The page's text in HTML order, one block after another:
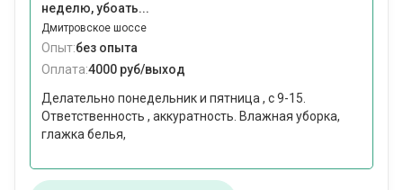
неделю, убоать...
Дмитровское шоссе
Опыт:без опыта
Оплата:4000 руб/выход
Делательно понедельник и пятница , с 9-15.
Ответственность , аккуратность. Влажная уборка,
глажка белья,